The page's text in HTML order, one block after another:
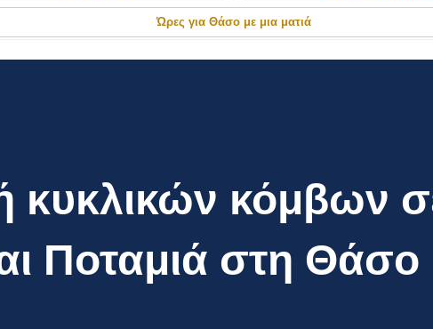
Ώρες για Θάσο με μια ματιά
κυκλικών κόμβων
Ποταμιά στη Θάσο